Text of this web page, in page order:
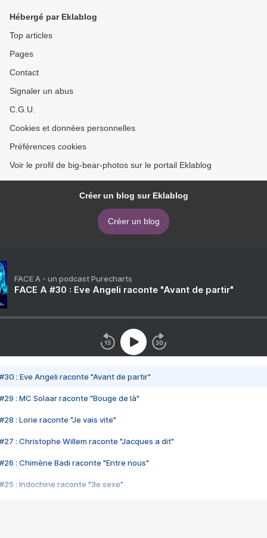
Hébergé par Eklablog
Top articles
Pages
Contact
Signaler un abus
C.G.U.
Cookies et données personnelles
Préférences cookies
Voir le profil de big-bear-photos sur le portail Eklablog
Créer un blog sur Eklablog
Créer un blog
FACE A - un podcast Purecharts
FACE A #30 : Eve Angeli raconte "Avant de partir"
#30 : Eve Angeli raconte "Avant de partir"
#29 : MC Solaar raconte "Bouge de là"
#28 : Lorie raconte "Je vais vite"
#27 : Christophe Willem raconte "Jacques a dit"
#26 : Chimène Badi raconte "Entre nous"
#25 : Indochine raconte "3e sexe"